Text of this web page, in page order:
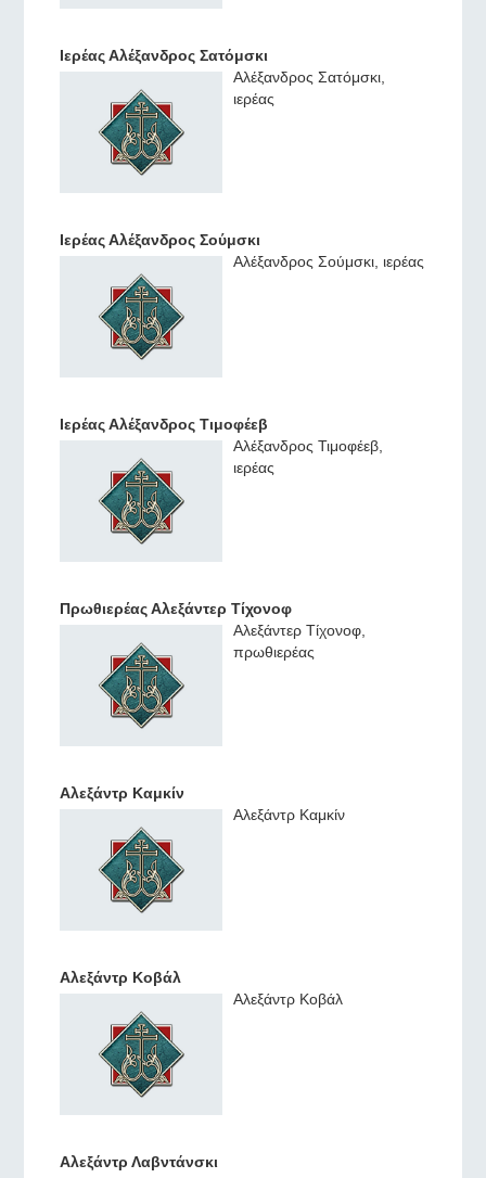
Ιερέας Αλέξανδρος Σατόμσκι
Αλέξανδρος Σατόμσκι,
ιερέας
Ιερέας Αλέξανδρος Σούμσκι
Αλέξανδρος Σούμσκι, ιερέας
Ιερέας Αλέξανδρος Τιμοφέεβ
Αλέξανδρος Τιμοφέεβ,
ιερέας
Πρωθιερέας Αλεξάντερ Τίχονοφ
Αλεξάντερ Τίχονοφ,
πρωθιερέας
Αλεξάντρ Καμκίν
Αλεξάντρ Καμκίν
Αλεξάντρ Κοβάλ
Αλεξάντρ Κοβάλ
Αλεξάντρ Λαβντάνσκι